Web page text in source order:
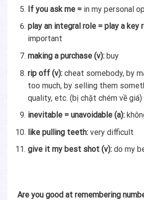
If you ask me = in my personal
play an integral role = play a key
important
making a purchase (v): buy
rip off (v): cheat somebody, by
too much, by selling them
quality, etc. (bị chặt chém về giá)
inevitable = unavoidable (a):
like pulling teeth: very difficult
give it my best shot (v): do my
Are you good at remembering